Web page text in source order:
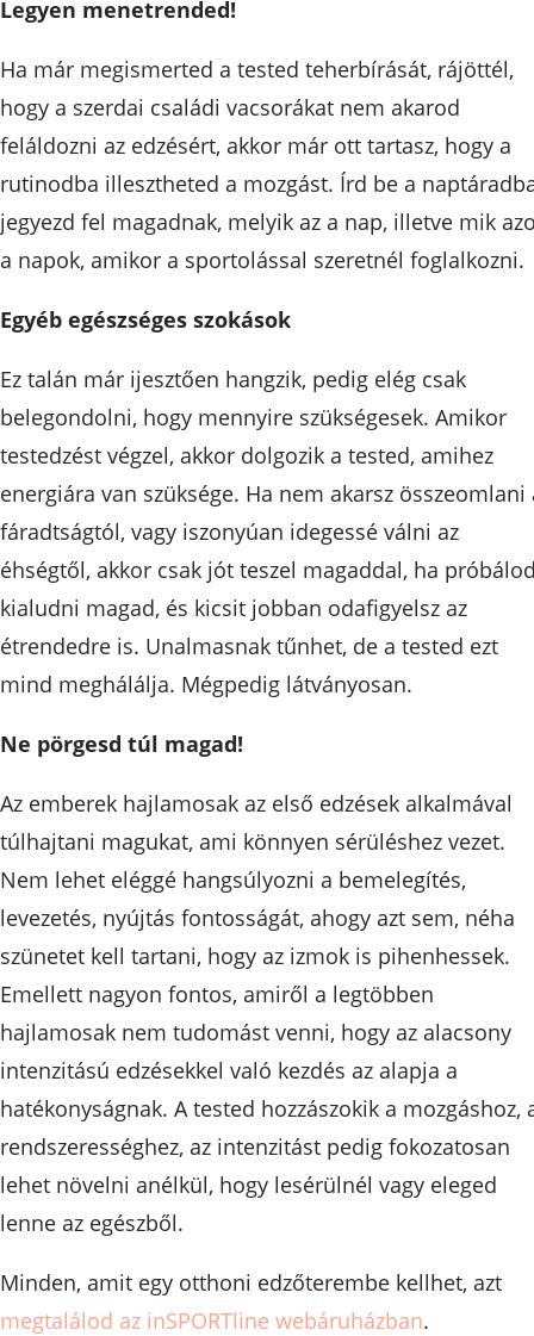
Legyen menetrended!
Ha már megismerted a tested teherbírását, rájöttél,
hogy a szerdai családi vacsorákat nem akarod
feláldozni az edzésért, akkor már ott tartasz, hogy a
rutinodba illesztheted a mozgást. Írd be a
jegyezd fel magadnak, melyik az a nap, illetve mik
a napok, amikor a sportolással szeretnél foglalkozni.
Egyéb egészséges szokások
Ez talán már ijesztően hangzik, pedig elég csak
belegondolni, hogy mennyire szükségesek. Amikor
testedzést végzel, akkor dolgozik a tested, amihez
energiára van szüksége. Ha nem akarsz összeomlani
fáradtságtól, vagy iszonyúan idegessé válni az
éhségtől, akkor csak jót teszel magaddal, ha
kialudni magad, és kicsit jobban odafigyelsz az
étrendedre is. Unalmasnak tűnhet, de a tested ezt
mind meghálálja. Mégpedig látványosan.
Ne pörgesd túl magad!
Az emberek hajlamosak az első edzések alkalmával
túlhajtani magukat, ami könnyen sérüléshez vezet.
Nem lehet eléggé hangsúlyozni a bemelegítés,
levezetés, nyújtás fontosságát, ahogy azt sem, néha
szünetet kell tartani, hogy az izmok is pihenhessek.
Emellett nagyon fontos, amiről a legtöbben
hajlamosak nem tudomást venni, hogy az alacsony
intenzitású edzésekkel való kezdés az alapja a
hatékonyságnak. A tested hozzászokik a mozgáshoz,
rendszerességhez, az intenzitást pedig fokozatosan
lehet növelni anélkül, hogy lesérülnél vagy eleged
lenne az egészből.
Minden, amit egy otthoni edzőterembe kellhet, azt
megtalálod az inSPORTline webáruházban.